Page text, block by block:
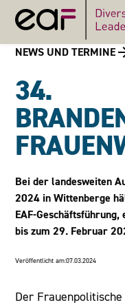
NEWS UND TERMINE
34.
Bei der landesweiten
2024 in Wittenberge
EAF-
bis zum 29. Februar
Veröffentlicht am:07.03.2024
Der